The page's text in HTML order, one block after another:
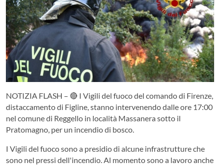
NOTIZIA FLASH – 🔴 I Vigili del fuoco del comando di Firenze,
distaccamento di Figline, stanno intervenendo dalle ore 17:00
nel comune di Reggello in località Massanera sotto il
Pratomagno, per un incendio di bosco.
I Vigili del fuoco sono a presidio di alcune infrastrutture che
sono nel pressi dell'incendio. Al momento sono a lavoro anche